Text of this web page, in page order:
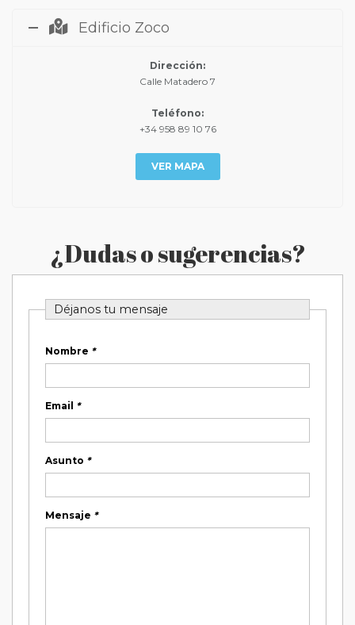
Edificio Zoco
Dirección:
Calle Matadero 7
Teléfono:
+34 958 89 10 76
VER MAPA
¿Dudas o sugerencias?
Déjanos tu mensaje
Nombre *
Email *
Asunto *
Mensaje *